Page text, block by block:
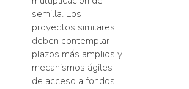
semilla. Los
proyectos similares
deben contemplar
plazos más amplios y
mecanismos ágiles
de acceso a fondos.